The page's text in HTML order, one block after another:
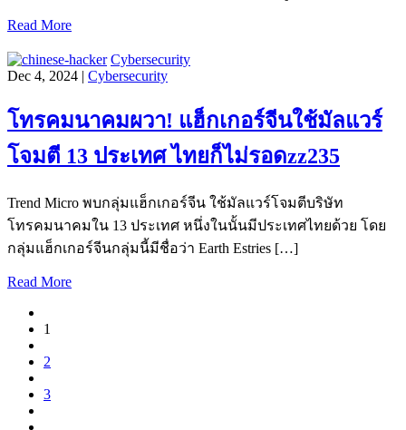
Read More
Cybersecurity
Dec 4, 2024 | Cybersecurity
โทรคมนาคมผวา! แฮ็กเกอร์จีนใช้มัลแวร์
โจมตี 13 ประเทศ ไทยก็ไม่รอดzz235
Trend Micro พบกลุ่มแฮ็กเกอร์จีน ใช้มัลแวร์โจมตีบริษัท
โทรคมนาคมใน 13 ประเทศ หนึ่งในนั้นมีประเทศไทยด้วย โดย
กลุ่มแฮ็กเกอร์จีนกลุ่มนี้มีชื่อว่า Earth Estries […]
Read More
1
2
3